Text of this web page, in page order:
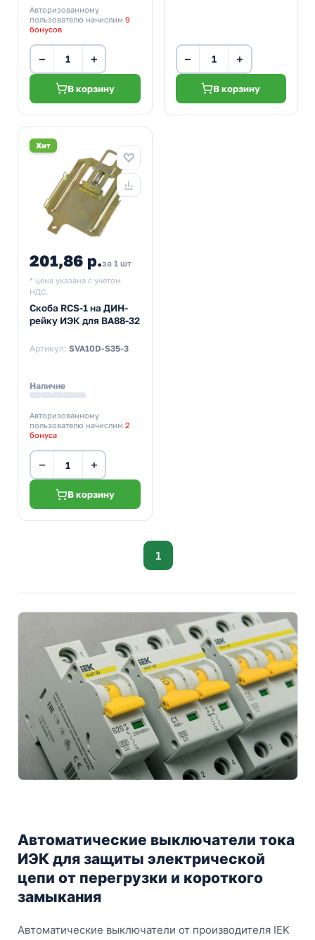
Авторизованному
пользователю начислим 9
бонусов
− +
В корзину
− +
В корзину
Хит
201,86 р.за 1 шт
* цена указана с учетом
НДС.
Скоба RCS-1 на ДИН-
рейку ИЭК для ВА88-32
Артикул: SVA10D-S35-3
Наличие
Авторизованному
пользователю начислим 2
бонуса
− +
В корзину
1
Автоматические выключатели тока
ИЭК для защиты электрической
цепи от перегрузки и короткого
замыкания
Автоматические выключатели от производителя IEK